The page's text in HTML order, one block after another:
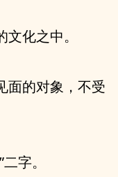
化之中。
面的对象，不受
字。